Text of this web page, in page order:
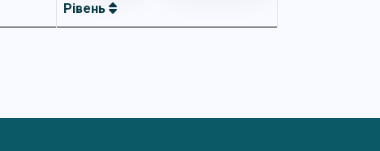
Рівень